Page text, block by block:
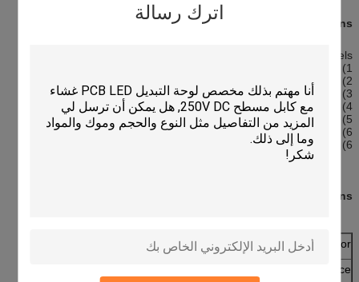
اترك رسالة Descriptions
Flexible Remote Control Panels
1) Custom made OEM/ODM
2) Precise silk screen printing overlay add touch screen panel
3) Rich colors
4) High sensity & High quality
5) Environment Friendly
6) Perfect exterior
6) Raw Materials: PET film overlay+ touch panel
Specifications
Lens Color
Customized
Input force